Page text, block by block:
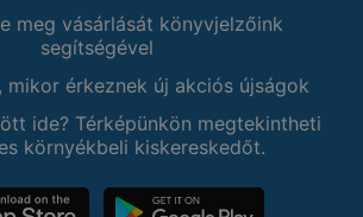
meg vásárlását könyvjelzőink
segítségével
mikor érkeznek új akciós újságok
ide? Térképünkön megtekintheti
környékbeli kiskereskedőt.